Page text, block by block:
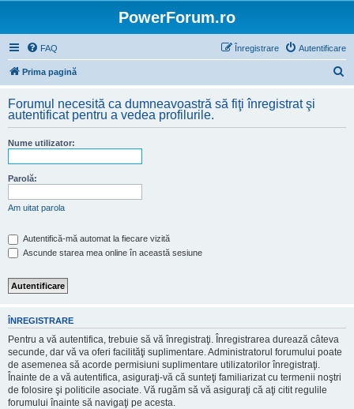
PowerForum.ro
FAQ Autentificare
Înregistrare
Prima pagină
t
Forumul necesită ca dumneavoastră să fiţi înregistrat şi
autentificat pentru a vedea profilurile.
Nume utilizator:
Parolă:
Am uitat parola
Autentifică-mă automat la fiecare vizită
Ascunde starea mea online în această sesiune
ÎNREGISTRARE
Pentru a vă autentifica, trebuie să vă înregistraţi. Înregistrarea durează câteva
secunde, dar vă va oferi facilităţi suplimentare. Administratorul forumului poate
de asemenea să acorde permisiuni suplimentare utilizatorilor înregistraţi.
Înainte de a vă autentifica, asiguraţi-vă că sunteţi familiarizat cu termenii noştri
de folosire şi politicile asociate. Vă rugăm să vă asiguraţi că aţi citit regulile
forumului înainte să navigaţi pe acesta.